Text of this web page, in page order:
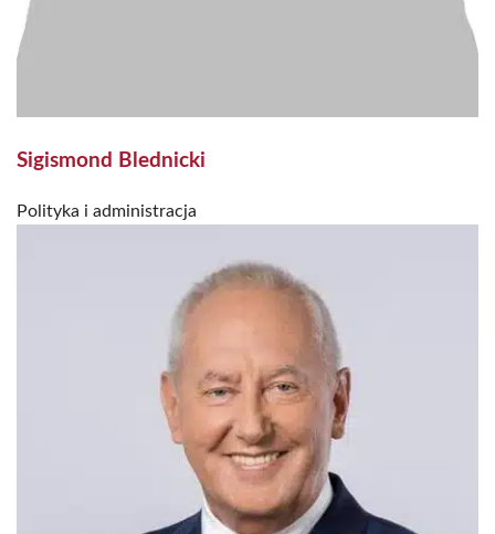
Sigismond Blednicki
Polityka i administracja